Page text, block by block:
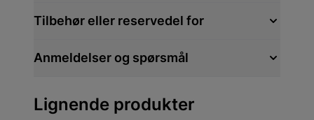
Tilbehør eller reservedel for
Anmeldelser og spørsmål
Lignende produkter